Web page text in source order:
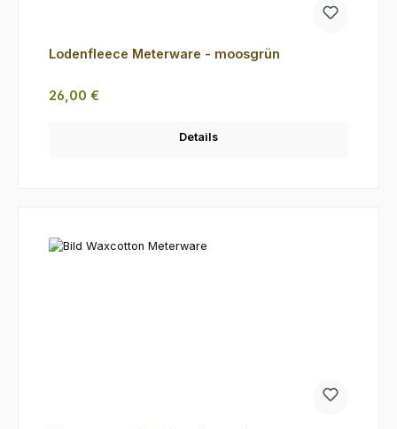
Lodenfleece Meterware - moosgrün
Regulärer Preis:
26,00 €
Details